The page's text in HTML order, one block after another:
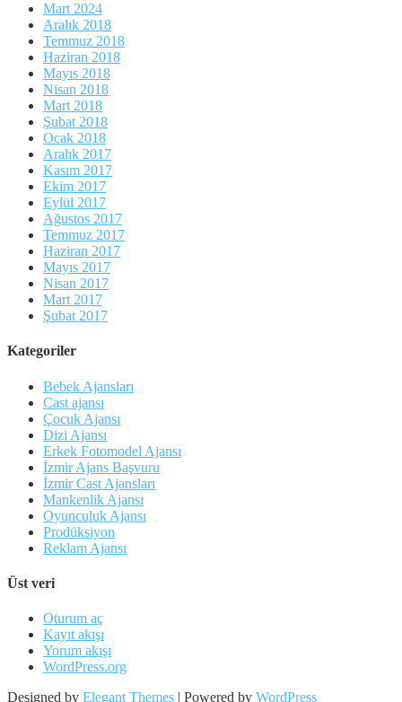
Mart 2024
Aralık 2018
Temmuz 2018
Haziran 2018
Mayıs 2018
Nisan 2018
Mart 2018
Şubat 2018
Ocak 2018
Aralık 2017
Kasım 2017
Ekim 2017
Eylül 2017
Ağustos 2017
Temmuz 2017
Haziran 2017
Mayıs 2017
Nisan 2017
Mart 2017
Şubat 2017
Kategoriler
Bebek Ajansları
Cast ajansı
Çocuk Ajansı
Dizi Ajansı
Erkek Fotomodel Ajansı
İzmir Ajans Başvuru
İzmir Cast Ajansları
Mankenlik Ajansı
Oyunculuk Ajansı
Prodüksiyon
Reklam Ajansı
Üst veri
Oturum aç
Kayıt akışı
Yorum akışı
WordPress.org
Designed by Elegant Themes | Powered by WordPress